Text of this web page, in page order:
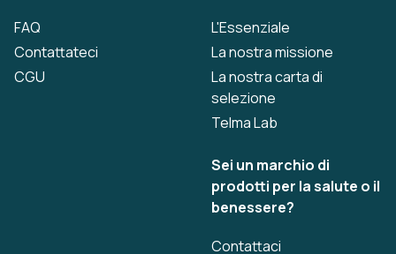
FAQ
Contattateci
CGU
L'Essenziale
La nostra missione
La nostra carta di
selezione
Telma Lab
Sei un marchio di
prodotti per la salute o il
benessere?
Contattaci